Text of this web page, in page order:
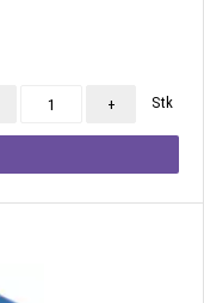
+ Stk